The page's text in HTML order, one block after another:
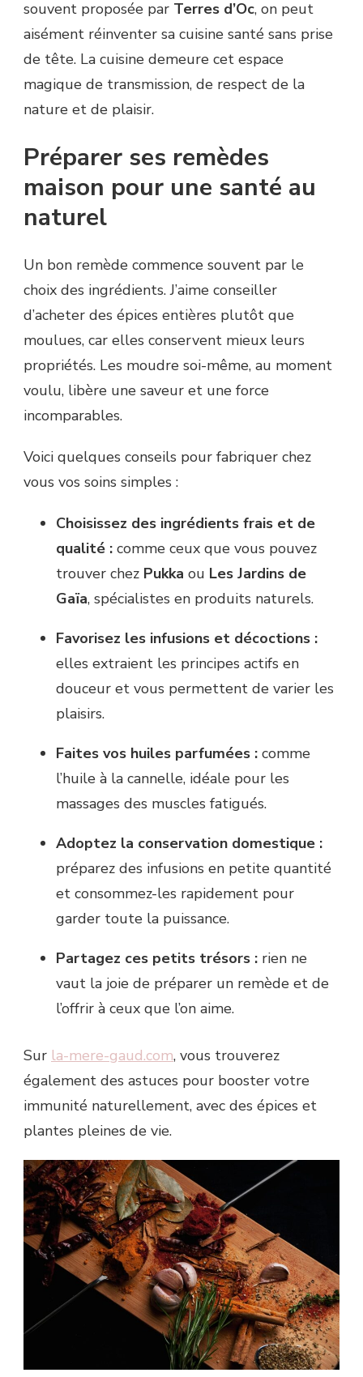
souvent proposée par Terres d’Oc, on peut
aisément réinventer sa cuisine santé sans prise
de tête. La cuisine demeure cet espace
magique de transmission, de respect de la
nature et de plaisir.
Préparer ses remèdes
maison pour une santé au
naturel
Un bon remède commence souvent par le
choix des ingrédients. J’aime conseiller
d’acheter des épices entières plutôt que
moulues, car elles conservent mieux leurs
propriétés. Les moudre soi-même, au moment
voulu, libère une saveur et une force
incomparables.
Voici quelques conseils pour fabriquer chez
vous vos soins simples :
Choisissez des ingrédients frais et de
qualité : comme ceux que vous pouvez
trouver chez Pukka ou Les Jardins de
Gaïa, spécialistes en produits naturels.
Favorisez les infusions et décoctions :
elles extraient les principes actifs en
douceur et vous permettent de varier les
plaisirs.
Faites vos huiles parfumées : comme
l’huile à la cannelle, idéale pour les
massages des muscles fatigués.
Adoptez la conservation domestique :
préparez des infusions en petite quantité
et consommez-les rapidement pour
garder toute la puissance.
Partagez ces petits trésors : rien ne
vaut la joie de préparer un remède et de
l’offrir à ceux que l’on aime.
Sur la-mere-gaud.com, vous trouverez
également des astuces pour booster votre
immunité naturellement, avec des épices et
plantes pleines de vie.